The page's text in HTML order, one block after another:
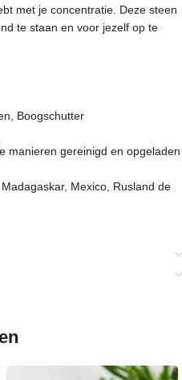
met je concentratie. Deze steen
te staan en voor jezelf op te
Boogschutter
manieren gereinigd en opgeladen
Mexico, Rusland de